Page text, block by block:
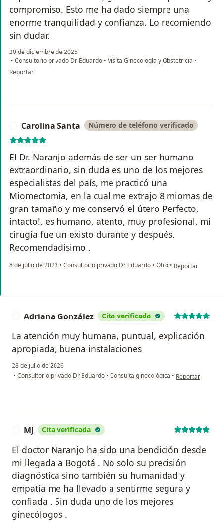
compromiso. Esto me ha dado siempre una
enorme tranquilidad y confianza. Lo recomiendo
sin dudar.
20 de diciembre de 2025
• Consultorio privado Dr Eduardo • Visita Ginecología y Obstetrícia •
en opinión del usuario Carolina Sánchez
Reportar
Carolina Santa Número de teléfono verificado
El Dr. Naranjo además de ser un ser humano
extraordinario, sin duda es uno de los mejores
especialistas del país, me practicó una
Miomectomia, en la cual me extrajo 8 miomas de
gran tamaño y me conservó el útero Perfecto,
intacto!, es humano, atento, muy profesional, mi
cirugía fue un existo durante y después.
Recomendadisimo .
8 de julio de 2023 • Consultorio privado Dr Eduardo • Otro • en opinión del
Reportar
Adriana González Cita verificada
La atención muy humana, puntual, explicación
apropiada, buena instalaciones
28 de julio de 2026
• Consultorio privado Dr Eduardo • Consulta ginecológica • en opinión del
Reportar
MJ Cita verificada
El doctor Naranjo ha sido una bendición desde
mi llegada a Bogotá . No solo su precisión
diagnóstica sino también su humanidad y
empatía me ha llevado a sentirme segura y
confiada . Sin duda uno de los mejores
ginecólogos .